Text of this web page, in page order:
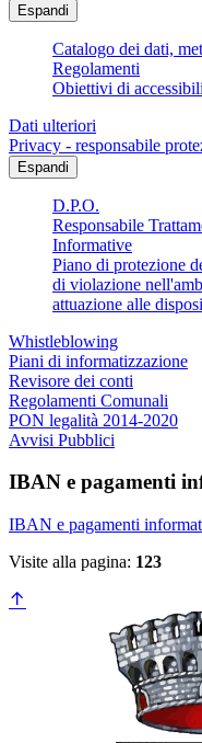
Espandi
Catalogo dei dati,
Regolamenti
Obiettivi di
Dati ulteriori
Privacy - responsabile
Espandi
D.P.O.
Responsabile
Informative
Piano di protezione
di violazione
attuazione alle
Whistleblowing
Piani di informatizzazione
Revisore dei conti
Regolamenti Comunali
PON legalità 2014-2020
Avvisi Pubblici
IBAN e pagamenti
IBAN e pagamenti
Visite alla pagina: 123